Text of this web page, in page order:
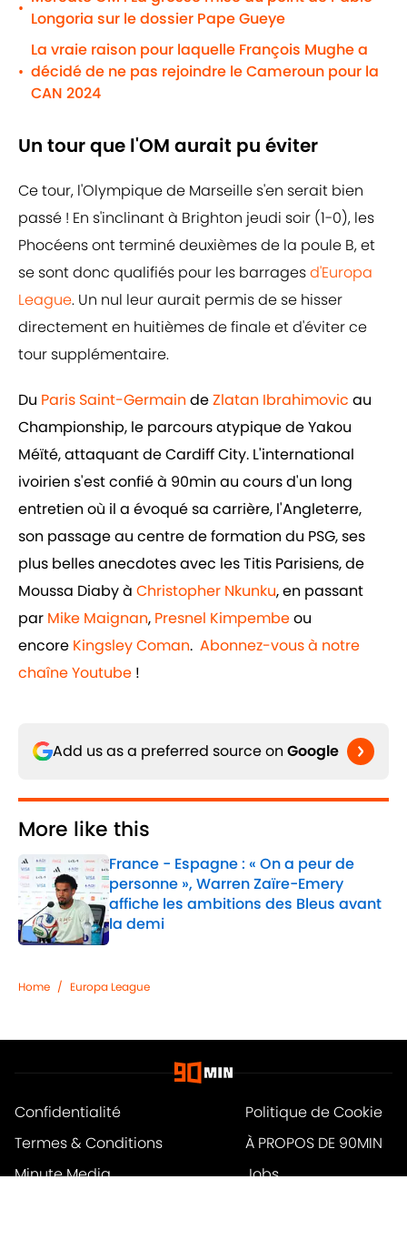
• Longoria sur le dossier Pape Gueye
•
La vraie raison pour laquelle François Mughe a
décidé de ne pas rejoindre le Cameroun pour la
CAN 2024
Un tour que l'OM aurait pu éviter
Ce tour, l'Olympique de Marseille s'en serait bien
passé ! En s'inclinant à Brighton jeudi soir (1-0), les
Phocéens ont terminé deuxièmes de la poule B, et
se sont donc qualifiés pour les barragesd'Europa
League. Un nul leur aurait permis de se hisser
directement en huitièmes de finale et d'éviter ce
tour supplémentaire.
Du Paris Saint-Germain deZlatan Ibrahimovic au
Championship, le parcours atypique de Yakou
Méïté, attaquant de Cardiff City. L'international
ivoirien s'est confié à 90min au cours d'un long
entretien où il a évoqué sa carrière, l'Angleterre,
son passage au centre de formation du PSG, ses
plus belles anecdotes avec les Titis Parisiens, de
Moussa Diaby à Christopher Nkunku, en passant
par Mike Maignan, Presnel Kimpembeou
encore Kingsley Coman. Abonnez-vous à notre
chaîne Youtube !
Add us as a preferred source on Google
More like this
France - Espagne : « On a peur de
personne », Warren Zaïre-Emery
affiche les ambitions des Bleus avant
la demi
Published by on Invalid Date
Home / Europa League
Confidentialité
Politique de Cookie
Termes & Conditions
À PROPOS DE 90MIN
Minute Media
Jobs